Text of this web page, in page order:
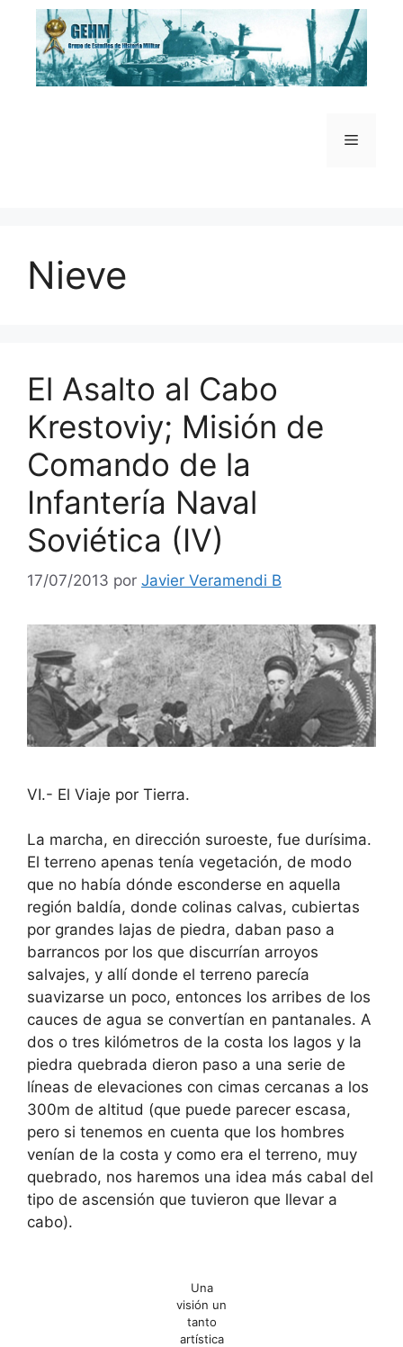
Saltar
contenido
Menú
Nieve
El Asalto al Cabo
Krestoviy; Misión de
Comando de la
Infantería Naval
Soviética (IV)
17/07/2013 por Javier Veramendi B
VI.- El Viaje por Tierra.
La marcha, en dirección suroeste, fue durísima.
El terreno apenas tenía vegetación, de modo
que no había dónde esconderse en aquella
región baldía, donde colinas calvas, cubiertas
por grandes lajas de piedra, daban paso a
barrancos por los que discurrían arroyos
salvajes, y allí donde el terreno parecía
suavizarse un poco, entonces los arribes de los
cauces de agua se convertían en pantanales. A
dos o tres kilómetros de la costa los lagos y la
piedra quebrada dieron paso a una serie de
líneas de elevaciones con cimas cercanas a los
300m de altitud (que puede parecer escasa,
pero si tenemos en cuenta que los hombres
venían de la costa y como era el terreno, muy
quebrado, nos haremos una idea más cabal del
tipo de ascensión que tuvieron que llevar a
cabo).
Una
visión un
tanto
artística